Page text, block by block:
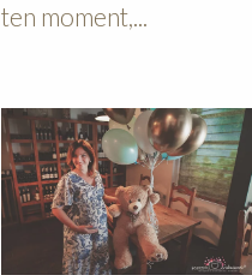
ten moment,...
640